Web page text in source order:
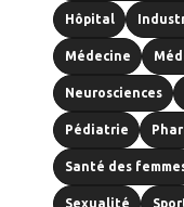
Hôpital
Médecine
Neurosciences
Pédiatrie
Santé des
Sexualité